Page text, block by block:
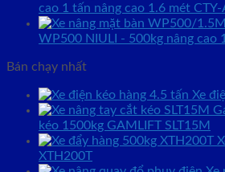
cao 1 tấn nâng cao 1.6 mét
WP500 NIULI - 500kg nâng cao
Bán chạy nhất
Xe
kéo 1500kg GAMLIFT SLT15M
XTH200T